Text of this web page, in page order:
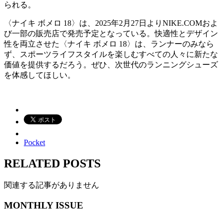
られる。
〈ナイキ ボメロ 18〉は、2025年2月27日よりNIKE.COMおよ
び一部の販売店で発売予定となっている。快適性とデザイン
性を両立させた〈ナイキ ボメロ 18〉は、ランナーのみなら
ず、スポーツライフスタイルを楽しむすべての人々に新たな
価値を提供するだろう。ぜひ、次世代のランニングシューズ
を体感してほしい。
Pocket
RELATED POSTS
関連する記事がありません
MONTHLY ISSUE